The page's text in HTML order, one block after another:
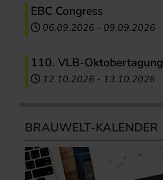
EBC Congress
06.09.2026 - 09.09.2026
110. VLB-Oktobertagung
12.10.2026 - 13.10.2026
BRAUWELT-KALENDER